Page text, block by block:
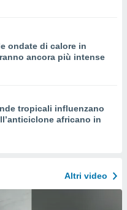
ondate di calore in
ancora più intense
tropicali influenzano
africano in
Altri video